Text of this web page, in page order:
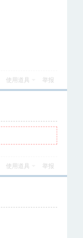
使用道具 举报
使用道具 举报